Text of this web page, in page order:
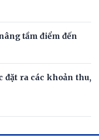
tầm điểm đến
ra các khoản thu,